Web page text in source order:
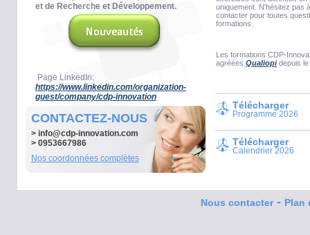
et de Recherche et Développement.
Page LinkedIn:
https://www.linkedin.com/organization-
guest/company/cdp-innovation
CONTACTEZ-NOUS
> info@cdp-innovation.com
> 0953667986
Nos coordonnées complètes
uniquement. N'hésitez pas
contacter pour toutes
formations.
Les formations CDP-
agréées Qualiopi depuis
Télécharger
Programme 2026
Télécharger
Calendrier 2026
Nous contacter- Plan